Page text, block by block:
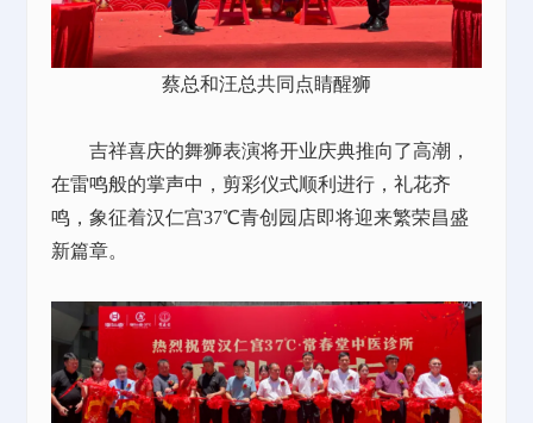
蔡总和汪总共同点睛醒狮
吉祥喜庆的舞狮表演将开业庆典推向了高潮，
在雷鸣般的掌声中，剪彩仪式顺利进行，礼花齐
鸣，象征着汉仁宫37℃青创园店即将迎来繁荣昌盛
新篇章。